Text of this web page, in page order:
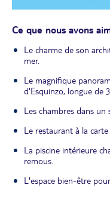
Ce que nous avons
Le charme de son
mer.
Le magnifique
d'Esquinzo, longue de
Les chambres dans
Le restaurant à la
La piscine intérieure
remous.
L'espace bien-être